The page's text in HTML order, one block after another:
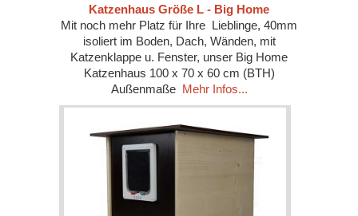
Katzenhaus Größe L - Big Home
Mit noch mehr Platz für Ihre Lieblinge, 40mm
isoliert im Boden, Dach, Wänden, mit
Katzenklappe u. Fenster, unser Big Home
Katzenhaus 100 x 70 x 60 cm (BTH)
Außenmaße
Mehr Infos...